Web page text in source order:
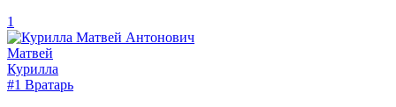
1
Матвей
Курилла
#1 Вратарь